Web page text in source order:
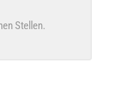
Stellen.